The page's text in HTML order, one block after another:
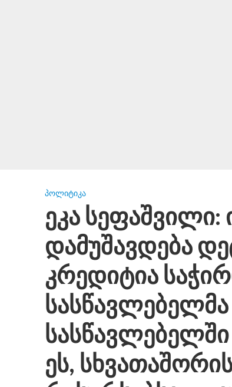
ᲞᲝᲚᲘᲢᲘᲙᲐ
ეკა სეფაშვილი:
დამუშავდება
კრედიტია
ეს,